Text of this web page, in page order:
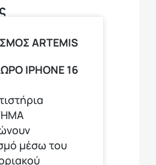
ARTEMIS
ΙPHONE 16
μέσω του